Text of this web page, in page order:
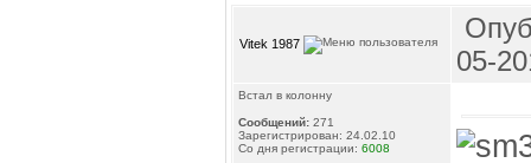
Vitek 1987
05-
Встал в колонну
Сообщений: 271
Зарегистрирован: 24.02.10
Со дня регистрации: 6008